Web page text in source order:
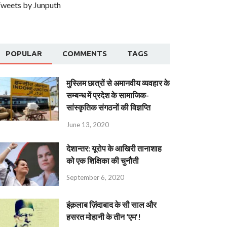
by Junputh
POPULAR COMMENTS TAGS
मुस्लिम छात्रों से अमानवीय व्यवहार के
सम्बन्ध में प्रदेश के सामाजिक-
सांस्कृतिक संगठनों की विज्ञप्ति
June 13, 2020
देशान्‍तर: यूरोप के आखिरी तानाशाह
को एक शिक्षिका की चुनौती
September 6, 2020
इंक़लाब ज़िंदाबाद के सौ साल और
हसरत मोहानी के तीन ‘एम’!